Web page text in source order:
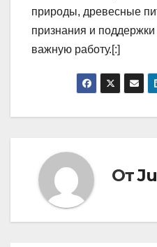
природы, древесные
признания и
важную работу.[:]
От